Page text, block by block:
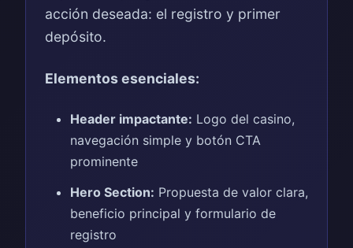
acción deseada: el registro y primer
depósito.
Elementos esenciales:
Header impactante: Logo del casino,
navegación simple y botón CTA
prominente
Hero Section: Propuesta de valor clara,
beneficio principal y formulario de
registro